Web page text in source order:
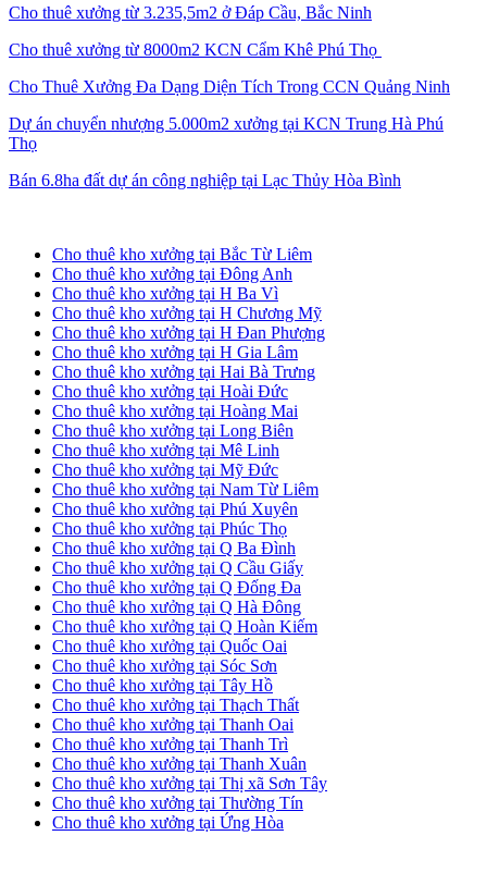
Cho thuê xưởng từ 3.235,5m2 ở Đáp Cầu, Bắc Ninh
Cho thuê xưởng từ 8000m2 KCN Cẩm Khê Phú Thọ
Cho Thuê Xưởng Đa Dạng Diện Tích Trong CCN Quảng Ninh
Dự án chuyển nhượng 5.000m2 xưởng tại KCN Trung Hà Phú
Thọ
Bán 6.8ha đất dự án công nghiệp tại Lạc Thủy Hòa Bình
Cho thuê kho xưởng tại Bắc Từ Liêm
Cho thuê kho xưởng tại Đông Anh
Cho thuê kho xưởng tại H Ba Vì
Cho thuê kho xưởng tại H Chương Mỹ
Cho thuê kho xưởng tại H Đan Phượng
Cho thuê kho xưởng tại H Gia Lâm
Cho thuê kho xưởng tại Hai Bà Trưng
Cho thuê kho xưởng tại Hoài Đức
Cho thuê kho xưởng tại Hoàng Mai
Cho thuê kho xưởng tại Long Biên
Cho thuê kho xưởng tại Mê Linh
Cho thuê kho xưởng tại Mỹ Đức
Cho thuê kho xưởng tại Nam Từ Liêm
Cho thuê kho xưởng tại Phú Xuyên
Cho thuê kho xưởng tại Phúc Thọ
Cho thuê kho xưởng tại Q Ba Đình
Cho thuê kho xưởng tại Q Cầu Giấy
Cho thuê kho xưởng tại Q Đống Đa
Cho thuê kho xưởng tại Q Hà Đông
Cho thuê kho xưởng tại Q Hoàn Kiếm
Cho thuê kho xưởng tại Quốc Oai
Cho thuê kho xưởng tại Sóc Sơn
Cho thuê kho xưởng tại Tây Hồ
Cho thuê kho xưởng tại Thạch Thất
Cho thuê kho xưởng tại Thanh Oai
Cho thuê kho xưởng tại Thanh Trì
Cho thuê kho xưởng tại Thanh Xuân
Cho thuê kho xưởng tại Thị xã Sơn Tây
Cho thuê kho xưởng tại Thường Tín
Cho thuê kho xưởng tại Ứng Hòa